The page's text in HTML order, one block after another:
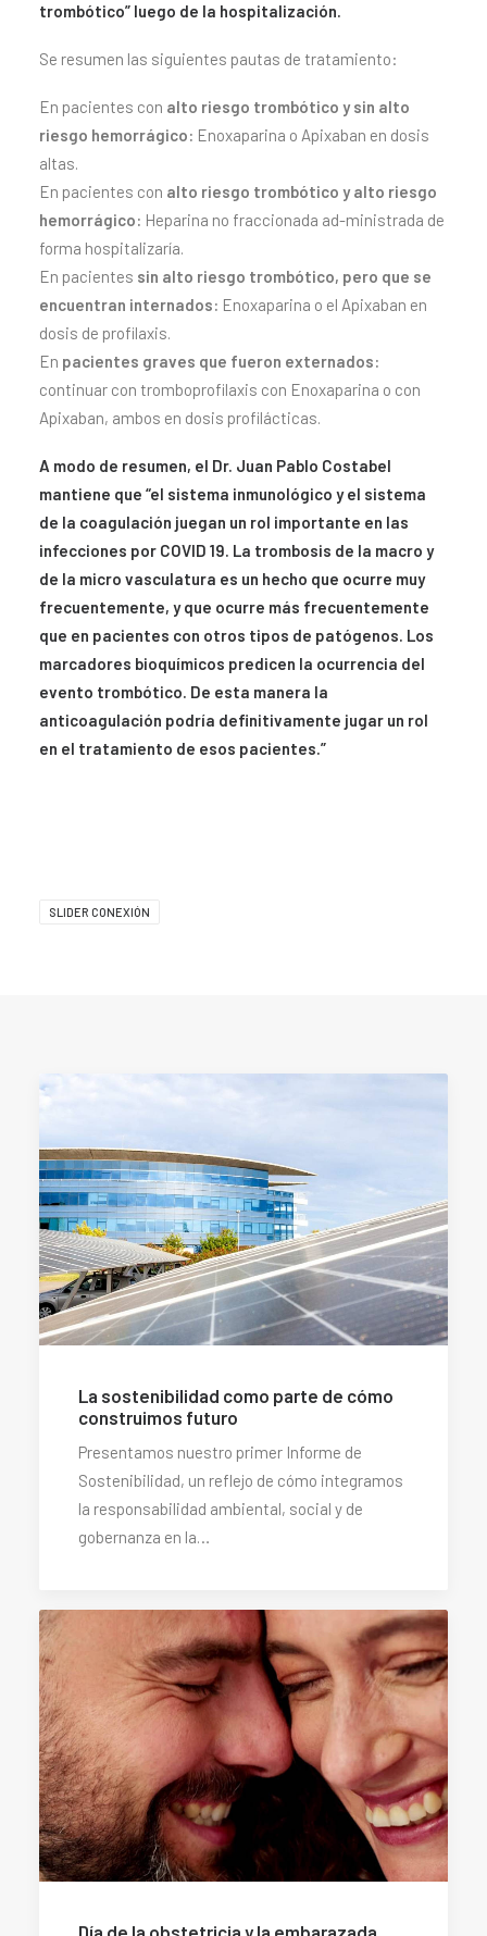
trombótico” luego de la hospitalización.
Se resumen las siguientes pautas de tratamiento:
En pacientes con alto riesgo trombótico y sin alto
riesgo hemorrágico: Enoxaparina o Apixaban en dosis
altas.
En pacientes con alto riesgo trombótico y alto riesgo
hemorrágico: Heparina no fraccionada ad-ministrada de
forma hospitalizaría.
En pacientes sin alto riesgo trombótico, pero que se
encuentran internados: Enoxaparina o el Apixaban en
dosis de profilaxis.
En pacientes graves que fueron externados:
continuar con tromboprofilaxis con Enoxaparina o con
Apixaban, ambos en dosis profilácticas.
A modo de resumen, el Dr. Juan Pablo Costabel
mantiene que “el sistema inmunológico y el sistema
de la coagulación juegan un rol importante en las
infecciones por COVID 19. La trombosis de la macro y
de la micro vasculatura es un hecho que ocurre muy
frecuentemente, y que ocurre más frecuentemente
que en pacientes con otros tipos de patógenos. Los
marcadores bioquímicos predicen la ocurrencia del
evento trombótico. De esta manera la
anticoagulación podría definitivamente jugar un rol
en el tratamiento de esos pacientes.”
SLIDER CONEXIÓN
La sostenibilidad como parte de cómo
construimos futuro
Presentamos nuestro primer Informe de
Sostenibilidad, un reflejo de cómo integramos
la responsabilidad ambiental, social y de
gobernanza en la…
Día de la obstetricia y la embarazada